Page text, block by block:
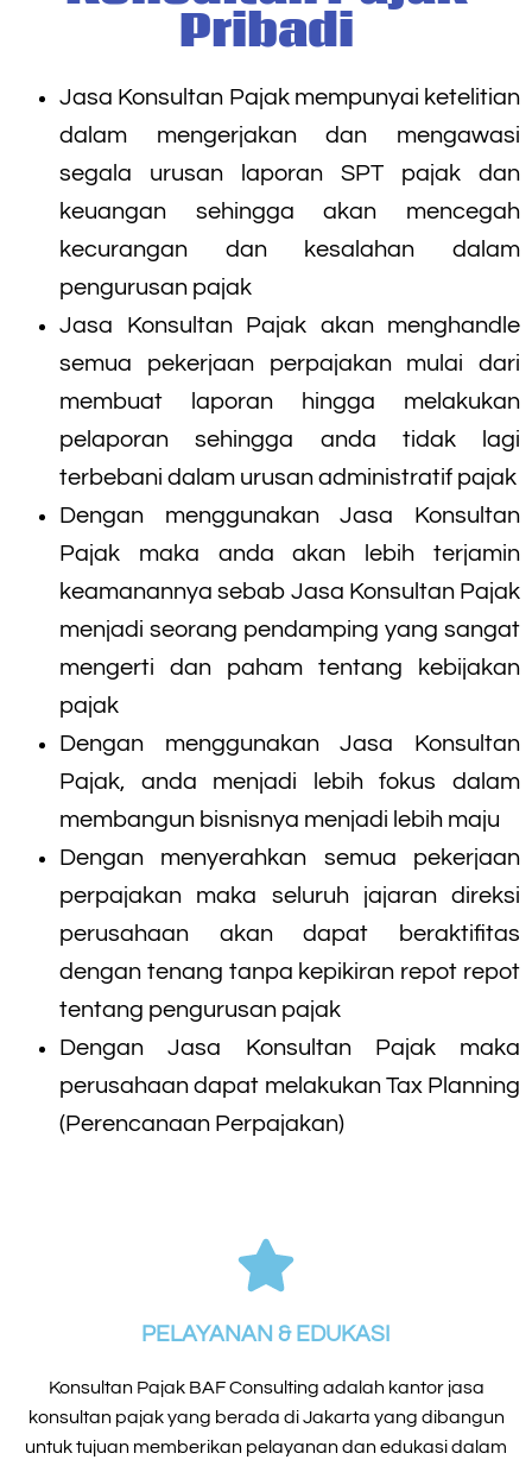
Pribadi
Jasa Konsultan Pajak mempunyai ketelitian
dalam mengerjakan dan mengawasi
segala urusan laporan SPT pajak dan
keuangan sehingga akan mencegah
kecurangan dan kesalahan dalam
pengurusan pajak
Jasa Konsultan Pajak akan menghandle
semua pekerjaan perpajakan mulai dari
membuat laporan hingga melakukan
pelaporan sehingga anda tidak lagi
terbebani dalam urusan administratif pajak
Dengan menggunakan Jasa Konsultan
Pajak maka anda akan lebih terjamin
keamanannya sebab Jasa Konsultan Pajak
menjadi seorang pendamping yang sangat
mengerti dan paham tentang kebijakan
pajak
Dengan menggunakan Jasa Konsultan
Pajak, anda menjadi lebih fokus dalam
membangun bisnisnya menjadi lebih maju
Dengan menyerahkan semua pekerjaan
perpajakan maka seluruh jajaran direksi
perusahaan akan dapat beraktifitas
dengan tenang tanpa kepikiran repot repot
tentang pengurusan pajak
Dengan Jasa Konsultan Pajak maka
perusahaan dapat melakukan Tax Planning
(Perencanaan Perpajakan)
PELAYANAN & EDUKASI
Konsultan Pajak BAF Consulting adalah kantor jasa
konsultan pajak yang berada di Jakarta yang dibangun
untuk tujuan memberikan pelayanan dan edukasi dalam